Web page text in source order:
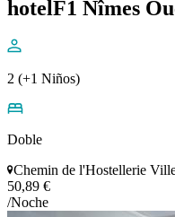
hotelF1 Nîmes
2 (+1 Niños)
Doble
Chemin de l'Hostellerie
50,89 €
/Noche